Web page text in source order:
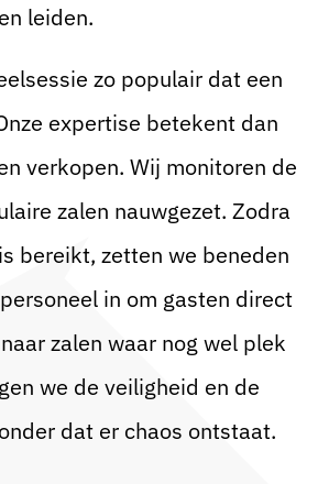
leiden.
zo populair dat een
expertise betekent dan
verkopen. Wij monitoren de
zalen nauwgezet. Zodra
bereikt, zetten we beneden
in om gasten direct
zalen waar nog wel plek
we de veiligheid en de
dat er chaos ontstaat.